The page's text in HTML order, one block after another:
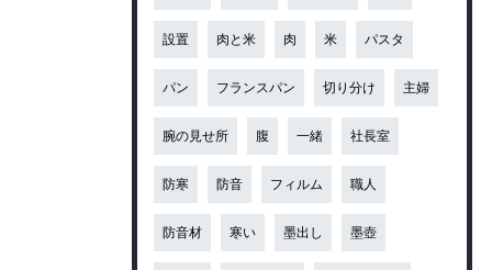
設置 肉と米 肉 米 パスタ
パン フランスパン 切り分け 主婦
腕の見せ所 腹 一緒 社長室
防寒 防音 フィルム 職人
防音材 寒い 墨出し 墨壺